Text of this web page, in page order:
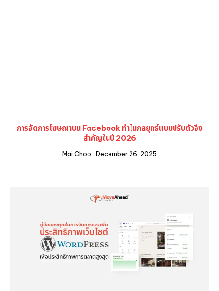
การจัดการโฆษณาบน Facebook ทำไมกลยุทธ์แบบปรับตัวจึง
สำคัญในปี 2026
Mai Choo December 26, 2025